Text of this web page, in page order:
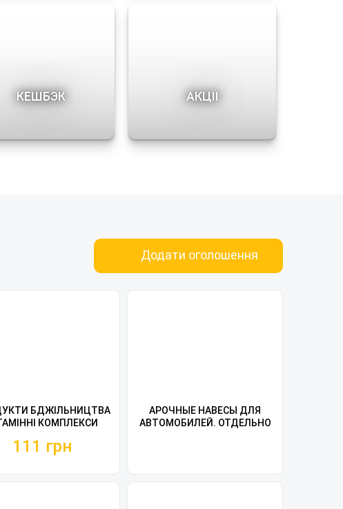
КЕШБЭК АКЦІЇ
БДЖІЛЬНИЦТВА
КОМПЛЕКСИ
111 грн
АРОЧНЫЕ НАВЕСЫ ДЛЯ
АВТОМОБИЛЕЙ. ОТДЕЛЬНО
Додати оголошення